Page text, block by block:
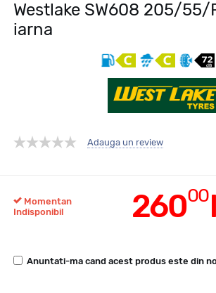
Westlake SW608 205/55/
iarna
Adauga un review
26000
Momentan
Indisponibil
Anuntati-ma cand acest produs este din